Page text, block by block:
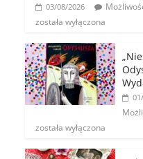
03/08/2026
została wyłączona
została wyłączona